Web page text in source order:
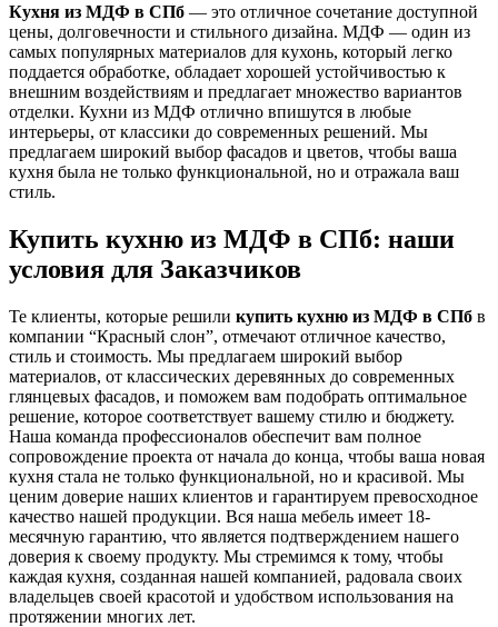
Кухня из МДФ в СПб — это отличное сочетание доступной
цены, долговечности и стильного дизайна. МДФ — один из
самых популярных материалов для кухонь, который легко
поддается обработке, обладает хорошей устойчивостью к
внешним воздействиям и предлагает множество вариантов
отделки. Кухни из МДФ отлично впишутся в любые
интерьеры, от классики до современных решений. Мы
предлагаем широкий выбор фасадов и цветов, чтобы ваша
кухня была не только функциональной, но и отражала ваш
стиль.
Купить кухню из МДФ в СПб: наши
условия для Заказчиков
Те клиенты, которые решили купить кухню из МДФ в СПб в
компании “Красный слон”, отмечают отличное качество,
стиль и стоимость. Мы предлагаем широкий выбор
материалов, от классических деревянных до современных
глянцевых фасадов, и поможем вам подобрать оптимальное
решение, которое соответствует вашему стилю и бюджету.
Наша команда профессионалов обеспечит вам полное
сопровождение проекта от начала до конца, чтобы ваша новая
кухня стала не только функциональной, но и красивой. Мы
ценим доверие наших клиентов и гарантируем превосходное
качество нашей продукции. Вся наша мебель имеет 18-
месячную гарантию, что является подтверждением нашего
доверия к своему продукту. Мы стремимся к тому, чтобы
каждая кухня, созданная нашей компанией, радовала своих
владельцев своей красотой и удобством использования на
протяжении многих лет.